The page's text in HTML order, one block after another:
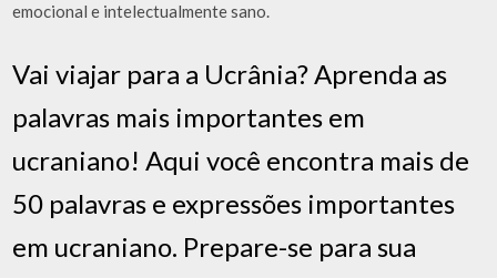
emocional e intelectualmente sano.
Vai viajar para a Ucrânia? Aprenda as
palavras mais importantes em
ucraniano! Aqui você encontra mais de
50 palavras e expressões importantes
em ucraniano. Prepare-se para sua